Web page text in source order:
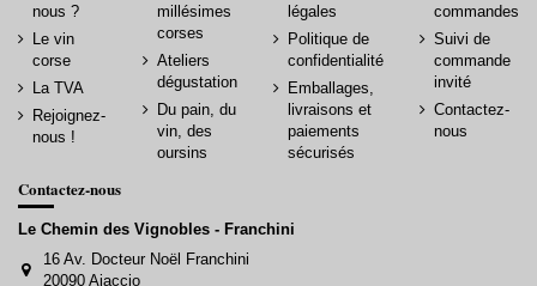
nous ?
Le vin
corse
La TVA
Rejoignez-
nous !
millésimes
corses
Ateliers
dégustation
Du pain, du
vin, des
oursins
légales
Politique de
confidentialité
Emballages,
livraisons et
paiements
sécurisés
commandes
Suivi de
commande
invité
Contactez-
nous
Contactez-nous
Le Chemin des Vignobles - Franchini
16 Av. Docteur Noël Franchini
20090 Ajaccio